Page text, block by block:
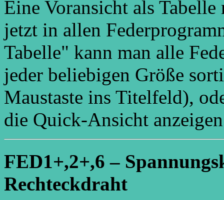
Eine Voransicht als
jetzt in allen
Tabelle" kann man alle
jeder beliebigen Größe
Maustaste ins Titelfeld),
die Quick-Ansicht
FED1+,2+,6 –
Rechteckdraht